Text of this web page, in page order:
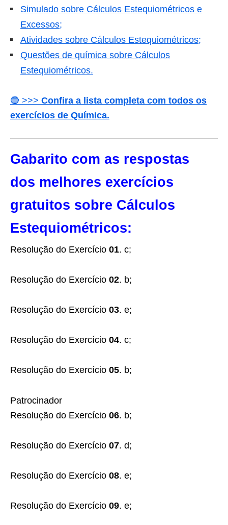
Simulado sobre Cálculos Estequiométricos e
Excessos;
Atividades sobre Cálculos Estequiométricos;
Questões de química sobre Cálculos
Estequiométricos.
🔵 >>> Confira a lista completa com todos os
exercícios de Química.
Gabarito com as respostas
dos melhores exercícios
gratuitos sobre Cálculos
Estequiométricos:
Resolução do Exercício 01. c;
Resolução do Exercício 02. b;
Resolução do Exercício 03. e;
Resolução do Exercício 04. c;
Resolução do Exercício 05. b;
Patrocinador
Resolução do Exercício 06. b;
Resolução do Exercício 07. d;
Resolução do Exercício 08. e;
Resolução do Exercício 09. e;